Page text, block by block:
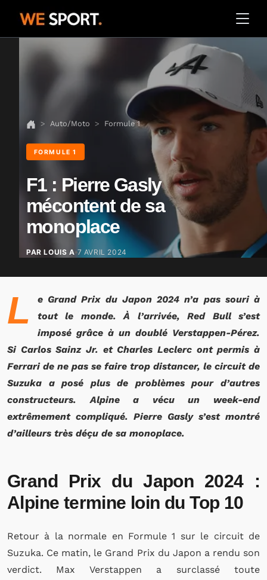
Auto/Moto Formule 1
FORMULE 1
F1 : Pierre Gasly
mécontent de sa
monoplace
PAR LOUIS A 7 AVRIL 2024
L
e Grand Prix du Japon 2024 n’a pas souri à
tout le monde. À l’arrivée, Red Bull s’est
imposé grâce à un doublé Verstappen-Pérez.
Si Carlos Sainz Jr. et Charles Leclerc ont permis à
Ferrari de ne pas se faire trop distancer, le circuit de
Suzuka a posé plus de problèmes pour d’autres
constructeurs. Alpine a vécu un week-end
extrêmement compliqué. Pierre Gasly s’est montré
d’ailleurs très déçu de sa monoplace.
Grand Prix du Japon 2024 :
Alpine termine loin du Top 10
Retour à la normale en Formule 1 sur le circuit de
Suzuka. Ce matin, le Grand Prix du Japon a rendu son
verdict. Max Verstappen a surclassé toute